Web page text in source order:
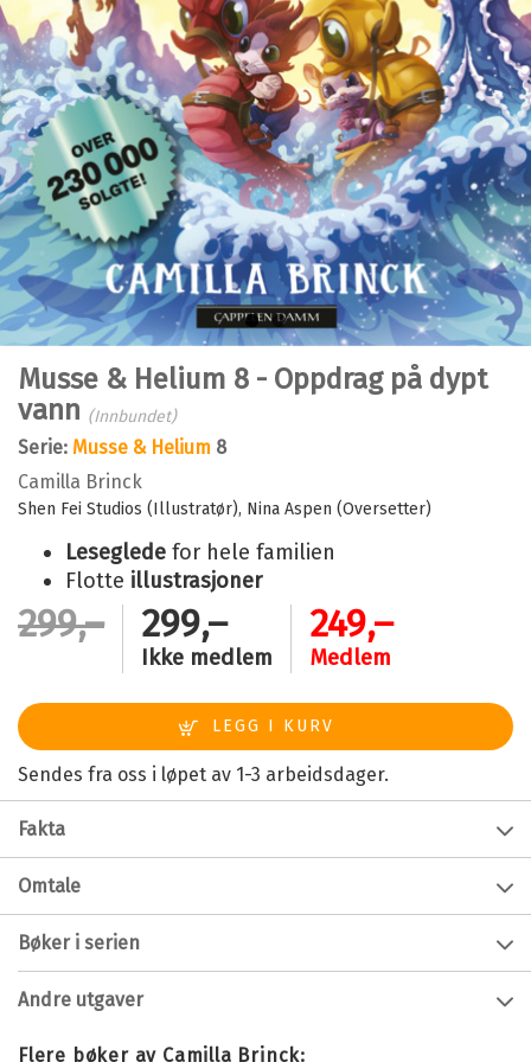
Bla i boka
Musse & Helium 8 - Oppdrag på dypt
vann (Innbundet)
Serie: Musse & Helium 8
Camilla Brinck
Shen Fei Studios (Illustratør) Nina Aspen (Oversetter)
Leseglede for hele familien
Flotte illustrasjoner
299,– 299,–
Ikke medlem
249,–
Medlem
Sendes fra oss i løpet av 1-3 arbeidsdager.
Fakta
Forfatter:
Innbinding:
Språk:
Bokmål
Alder: 6 - 9
Omtale
Musse og Helium - Kalddusj i Splasjomania
magiske vannlandet Splasjomania i en vanndråpe, for å
fortsette letingen etter foreldrene sine. Her blir de tatt
Bøker i serien
Andre utgaver
Musse & Helium 8 - Oppdrag på dypt vann
Flere bøker av Camilla Brinck: